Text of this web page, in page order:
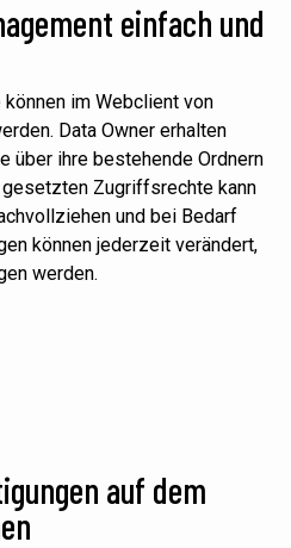
einfach und
im Webclient von
Data Owner erhalten
über ihre bestehende Ordnern
Zugriffsrechte kann
und bei Bedarf
können jederzeit verändert,
werden.
auf dem